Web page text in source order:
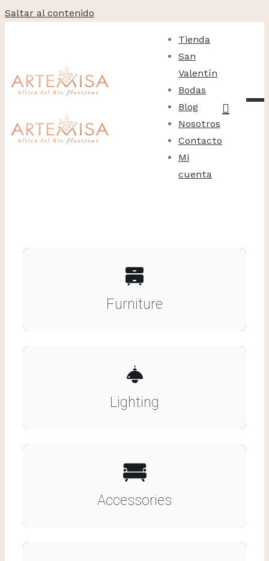
Saltar al contenido
Tienda
San
Valentín
Bodas
Blog
Nosotros
Contacto
Mi
cuenta
Furniture
Lighting
Accessories